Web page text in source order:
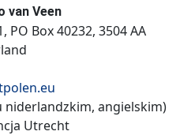
van Veen
PO Box 40232, 3504 AA
niderlandzkim, angielskim)
Utrecht